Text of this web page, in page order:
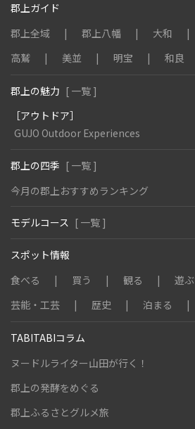
郡上ガイド
郡上全域
郡上八幡 大和
高鷲
美並 明宝 和良
郡上の魅力 [ 一覧 ]
［アウトドア］
GUJO Outdoor Experiences
郡上の四季 [ 一覧 ]
今月の郡上おすすめランキング
モデルコース [ 一覧 ]
スポット情報
食べる
買う 観る
遊ぶ
芸能・工芸
歴史 泊まる
TABITABIコラム
ヌードルライター山田が行く！
郡上の発酵をめぐる
郡上ふるさとグルメ旅